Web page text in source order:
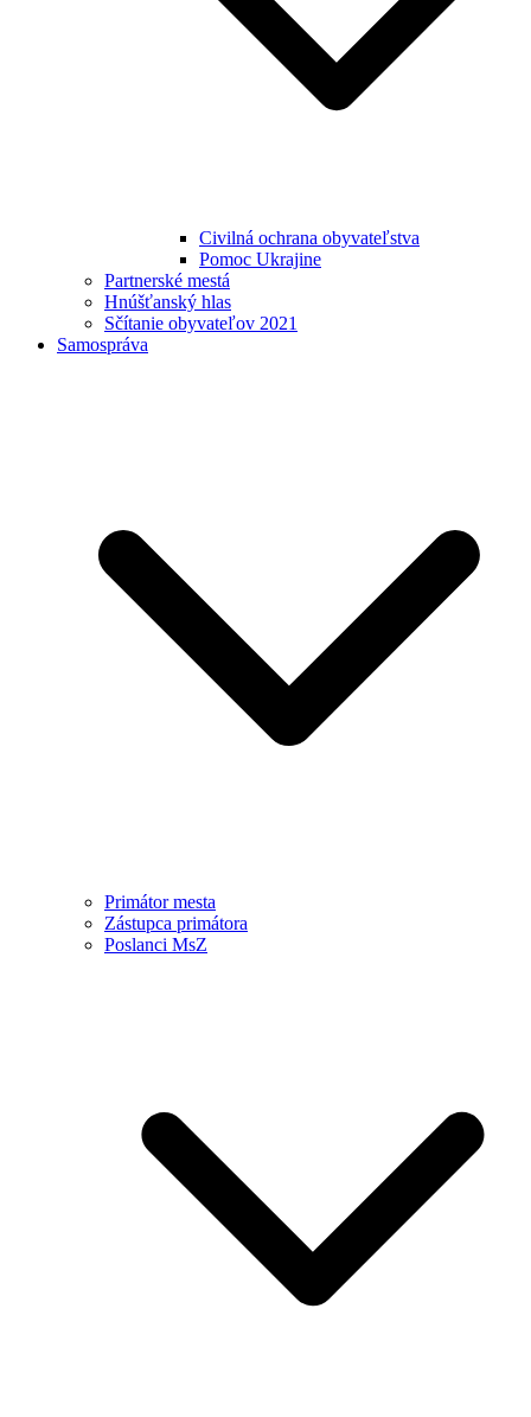
Civilná ochrana obyvateľstva
Pomoc Ukrajine
Partnerské mestá
Hnúšťanský hlas
Sčítanie obyvateľov 2021
Samospráva
Primátor mesta
Zástupca primátora
Poslanci MsZ